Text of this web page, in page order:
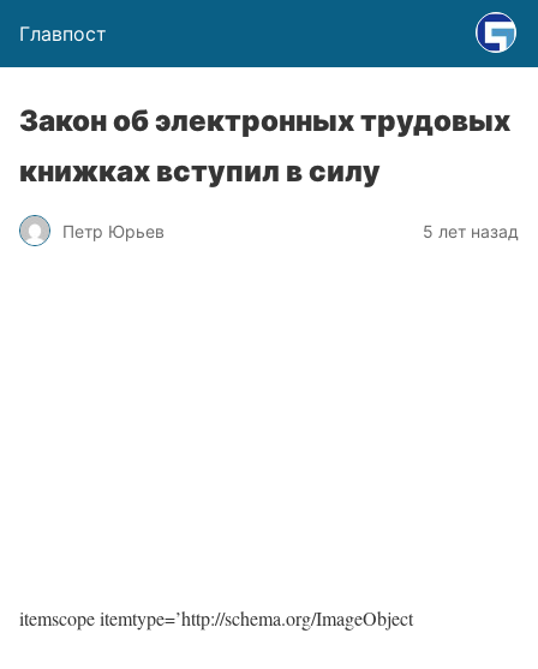
Главпост
Закон об электронных трудовых
книжках вступил в силу
Петр Юрьев 5 лет назад
itemscope itemtype=’http://schema.org/ImageObject